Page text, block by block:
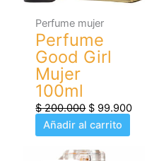
Perfume mujer
Perfume
Good Girl
Mujer
100ml
$200.000 $ 99.900
Añadir al carrito
El